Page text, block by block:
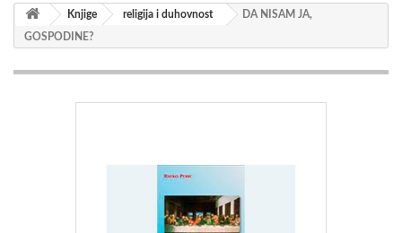
Knjige religija i duhovnost DA NISAM JA,
GOSPODINE?